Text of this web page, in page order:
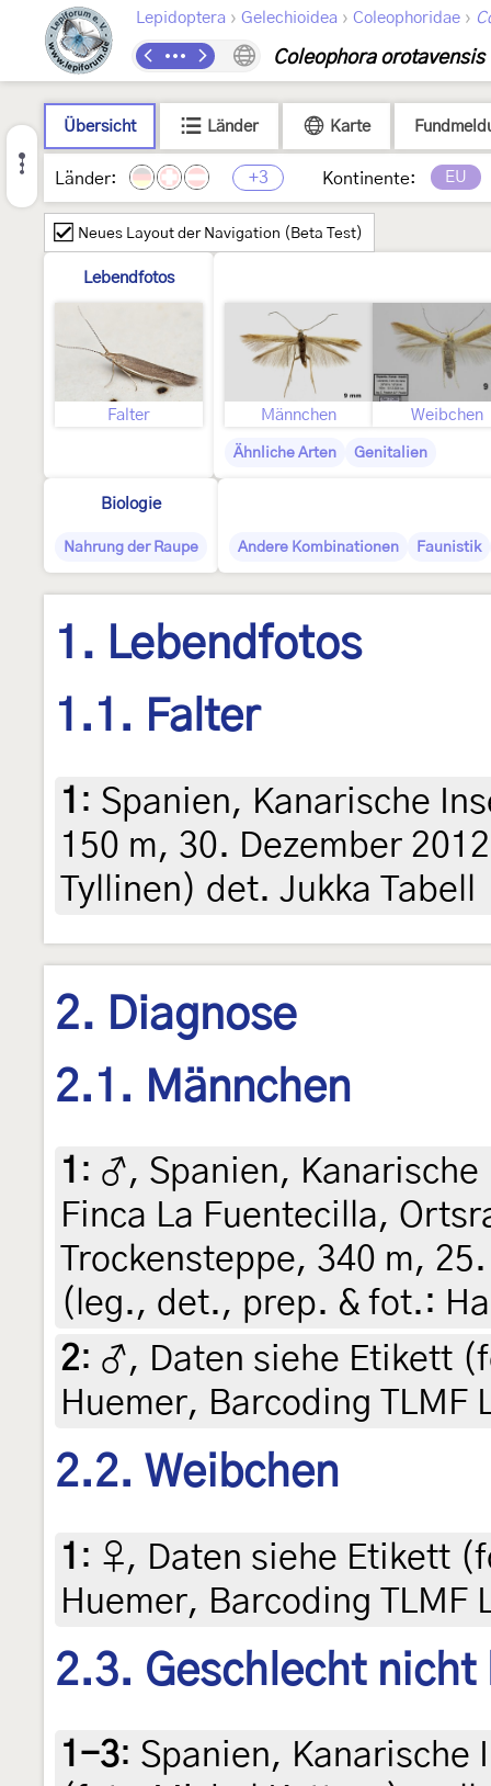
Lepidoptera › Gelechioidea › Coleophoridae ›
Coleophora orotavensis
Übersicht Länder Karte
Länder: +3 Kontinente: EU
Neues Layout der Navigation (Beta Test)
Lebendfotos
Falter Männchen Weibchen
Ähnliche Arten Genitalien
Biologie
Nahrung der Raupe Andere Kombinationen Faunistik
1. Lebendfotos
1.1. Falter
1 : Spanien, Kanarische
150 m, 30. Dezember
Tyllinen) det. Jukka Tabell
2. Diagnose
2.1. Männchen
1 : ♂, Spanien,
Finca La Fuentecilla,
Trockensteppe, 340 m,
(leg., det., prep. & fot.:
2: ♂, Daten siehe Etikett
Huemer, Barcoding TLMF
2.2. Weibchen
1 : ♀, Daten siehe Etikett
Huemer, Barcoding TLMF
2.3. Geschlecht nicht
1-3: Spanien, Kanarische